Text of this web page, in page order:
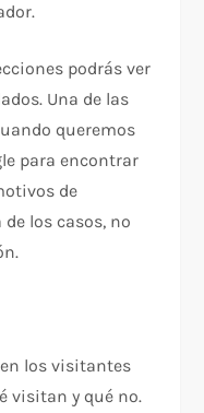
podrás ver
Una de las
queremos
para encontrar
de
los casos, no
los visitantes
visitan y qué no.